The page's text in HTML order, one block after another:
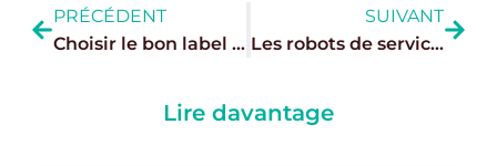
PRÉCÉDENT
Choisir le bon label éco responsable pour votre restaurant
SUIVANT
Les robots de services dans le milieu CHR
Lire davantage